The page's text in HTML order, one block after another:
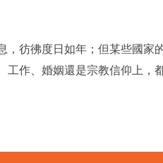
，彷彿度日如年；但某些國
作、婚姻還是宗教信仰上